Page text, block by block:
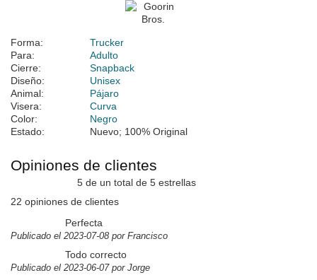
Forma:
Trucker
Para:
Adulto
Cierre:
Snapback
Diseño:
Unisex
Animal:
Pájaro
Visera:
Curva
Color:
Negro
Estado:
Nuevo; 100% Original
Opiniones de clientes
5 de un total de 5 estrellas
22 opiniones de clientes
Perfecta
Publicado el 2023-07-08 por Francisco
Todo correcto
Publicado el 2023-06-07 por Jorge